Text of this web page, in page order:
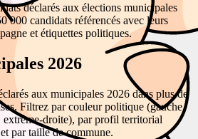
déclarés aux élections municipales
000 candidats référencés avec leurs
et étiquettes politiques.
2026
aux municipales 2026 dans plus de
Filtrez par couleur politique (gauche,
extrême-droite), par profil territorial
par taille de commune.